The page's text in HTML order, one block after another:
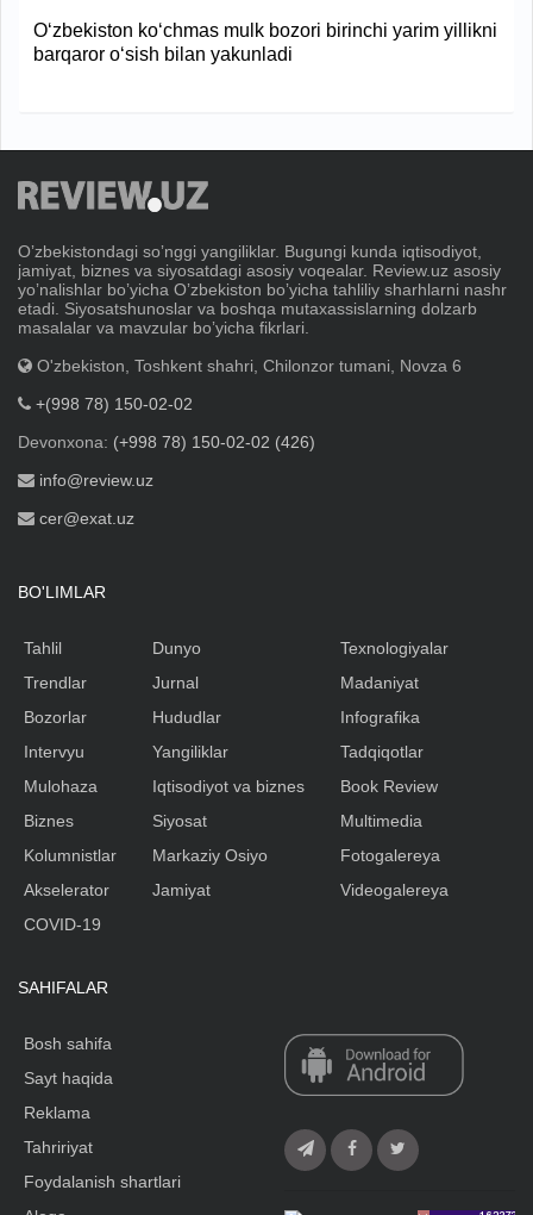
O‘zbekiston ko‘chmas mulk bozori birinchi yarim yillikni
barqaror o‘sish bilan yakunladi
Oʼzbekistondagi soʼnggi yangiliklar. Bugungi kunda iqtisodiyot,
jamiyat, biznes va siyosatdagi asosiy voqealar. Review.uz asosiy
yoʼnalishlar boʼyicha Oʼzbekiston boʼyicha tahliliy sharhlarni nashr
etadi. Siyosatshunoslar va boshqa mutaxassislarning dolzarb
masalalar va mavzular boʼyicha fikrlari.
O'zbekiston, Toshkent shahri, Chilonzor tumani, Novza 6
+(998 78) 150-02-02
Devonxona: (+998 78) 150-02-02 (426)
info@review.uz
cer@exat.uz
BO'LIMLAR
Tahlil
Trendlar
Bozorlar
Intervyu
Mulohaza
Biznes
Kolumnistlar
Akselerator
Dunyo
Jurnal
Hududlar
Yangiliklar
Iqtisodiyot va biznes
Siyosat
Markaziy Osiyo
Jamiyat
Texnologiyalar
Madaniyat
Infografika
Tadqiqotlar
Book Review
Multimedia
Fotogalereya
Videogalereya
COVID-19
SAHIFALAR
Bosh sahifa
Sayt haqida
Reklama
Tahririyat
Foydalanish shartlari